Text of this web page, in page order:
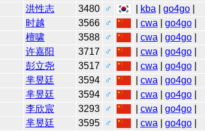
洪性志 3480 ♂ kba go4go|
时越 3566 ♂ cwa go4go|
檀啸 3588 ♂ cwa go4go|
许嘉阳 3717 ♂ cwa go4go|
彭立尧 3517 ♂ cwa go4go|
芈昱廷 3594 ♂ cwa go4go|
芈昱廷 3594 ♂ cwa go4go|
李欣宸 3293 ♂ cwa go4go|
芈昱廷 3595 ♂ cwa go4go|